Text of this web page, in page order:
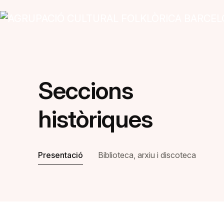
Seccions
històriques
Presentació Biblioteca, arxiu i discoteca